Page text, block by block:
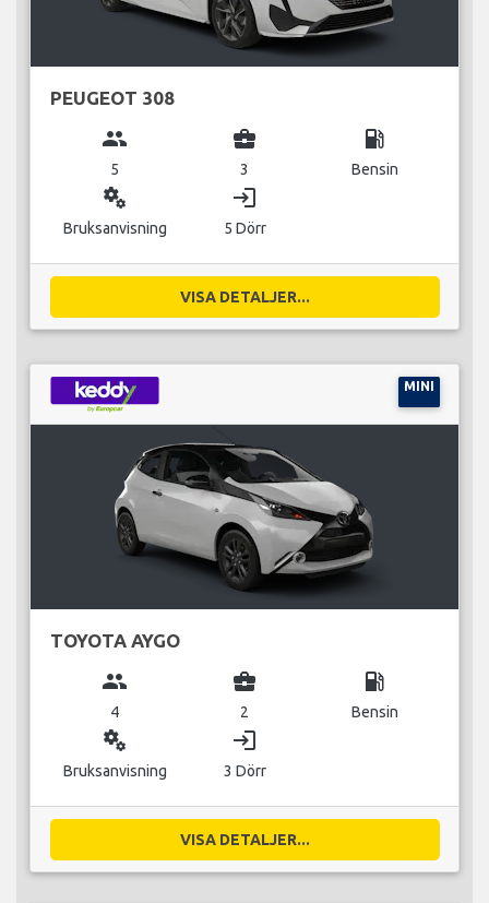
PEUGEOT 308
group
5
business_center
3
local_gas_station
Bensin
miscellaneous_services
Bruksanvisning
login
5 Dörr
VISA DETALJER...
MINI
TOYOTA AYGO
group
4
business_center
2
local_gas_station
Bensin
miscellaneous_services
Bruksanvisning
login
3 Dörr
VISA DETALJER...